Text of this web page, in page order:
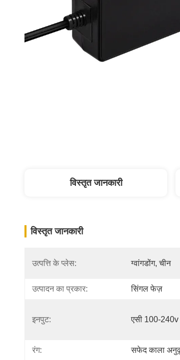
विस्तृत जानकारी
विस्तृत जानकारी
उत्पत्ति के प्लेस: ग्वांगडोंग, चीन
उत्पादन का प्रकार: सिंगल फेज़
इनपुट: एसी 100-240v
रंग: सफेद काला